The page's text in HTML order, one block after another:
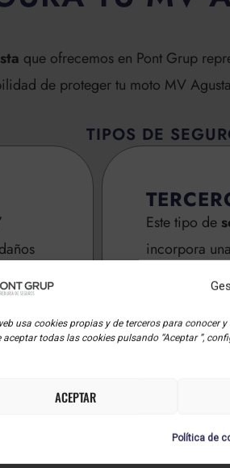
usa cookies propias y de terceros para
aceptar todas las cookies pulsando “Aceptar ”,
ACEPTAR
Política de
que ofrecemos en Pont Grup
de proteger tu moto MV
TIPOS DE
Este tipo de
incorpora
vehículo, al
producidos